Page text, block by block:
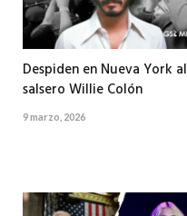
Despiden en Nueva York al
salsero Willie Colón
9 marzo, 2026